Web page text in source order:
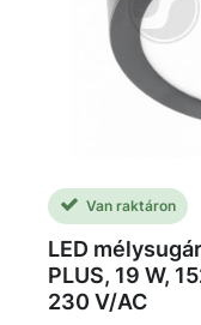
Van raktáron
LED
PLUS, 19 W,
230 V/AC